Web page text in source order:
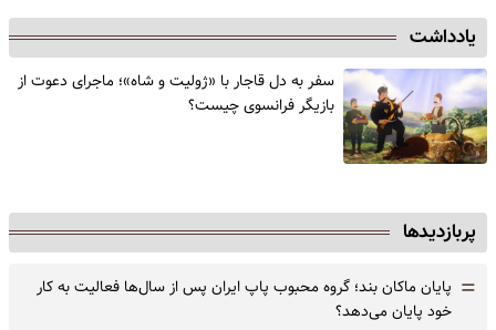
یادداشت
سفر به دل قاجار با «ژولیت و شاه»؛ ماجرای دعوت از
‌بازیگر فرانسوی چیست؟
پربازدیدها
= پایان ماکان بند؛ گروه محبوب پاپ ایران پس از سال‌ها فعالیت به کار
خود پایان می‌دهد؟